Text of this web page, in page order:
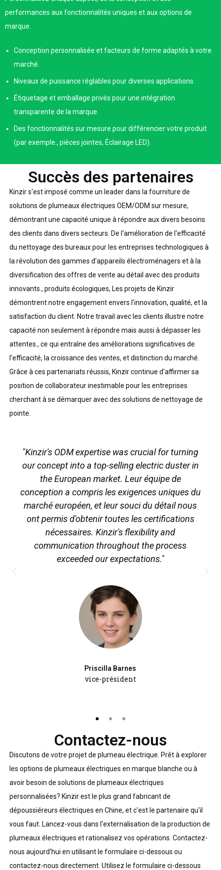
performances aux fonctionnalités uniques et aux options de
marque.
Conception personnalisée et facteurs de forme adaptés à votre
marché.
Niveaux de puissance réglables pour diverses applications.
Étiquetage et emballage privés pour une intégration
transparente de la marque.
Des fonctionnalités sur mesure pour différencier votre produit
(par exemple., pièces jointes, Éclairage LED).
Succès des partenaires
Kinzir s'est imposé comme un leader dans la fourniture de
solutions de plumeaux électriques OEM/ODM sur mesure,
démontrant une capacité unique à répondre aux divers besoins
des clients dans divers secteurs. De l'amélioration de l'efficacité
du nettoyage des bureaux pour les entreprises technologiques à
la révolution des gammes d'appareils électroménagers et à la
diversification des offres de vente au détail avec des produits
innovants., produits écologiques, Les projets de Kinzir
démontrent notre engagement envers l’innovation, qualité, et la
satisfaction du client. Notre travail avec les clients illustre notre
capacité non seulement à répondre mais aussi à dépasser les
attentes., ce qui entraîne des améliorations significatives de
l’efficacité, la croissance des ventes, et distinction du marché.
Grâce à ces partenariats réussis, Kinzir continue d'affirmer sa
position de collaborateur inestimable pour les entreprises
cherchant à se démarquer avec des solutions de nettoyage de
pointe.
"Kinzir's ODM expertise was crucial for turning
our concept into a top-selling electric duster in
the European market. Leur équipe de
conception a compris les exigences uniques du
marché européen, et leur souci du détail nous
ont permis d'obtenir toutes les certifications
nécessaires.Kinzir's flexibility and
communication throughout the process
exceeded our expectations."
Priscilla Barnes
vice-président
Contactez-nous
Discutons de votre projet de plumeau électrique. Prêt à explorer
les options de plumeaux électriques en marque blanche ou à
avoir besoin de solutions de plumeaux électriques
personnalisées? Kinzir est le plus grand fabricant de
dépoussiéreurs électriques en Chine, et c'est le partenaire qu'il
vous faut. Lancez-vous dans l'externalisation de la production de
plumeaux électriques et rationalisez vos opérations. Contactez-
nous aujourd'hui en utilisant le formulaire ci-dessous ou
contactez-nous directement. Utilisez le formulaire ci-dessous